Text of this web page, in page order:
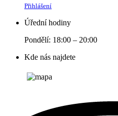
Přihlášení
Úřední hodiny
Pondělí: 18:00 – 20:00
Kde nás najdete